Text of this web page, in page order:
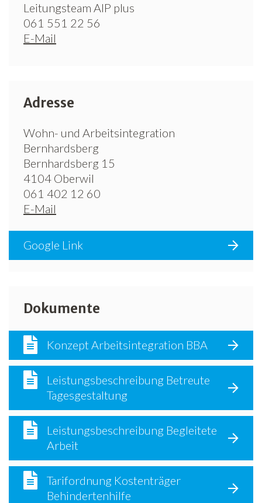
Leitungsteam AIP plus
061 551 22 56
E-Mail
Adresse
Wohn- und Arbeitsintegration
Bernhardsberg
Bernhardsberg 15
4104 Oberwil
061 402 12 60
E-Mail
Google Link
Dokumente
Konzept Arbeitsintegration BBA
Leistungsbeschreibung Betreute
Tagesgestaltung
Leistungsbeschreibung Begleitete
Arbeit
Tarifordnung Kostenträger
Behindertenhilfe